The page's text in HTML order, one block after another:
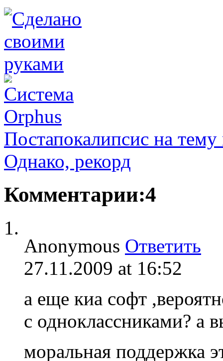
Постапокалипсис на
Однако, рекорд
Комментарии:4
Anonymous Ответить
27.11.2009 at 16:52
а еще киа софт
с одноклассниками? а
моральная поддержка